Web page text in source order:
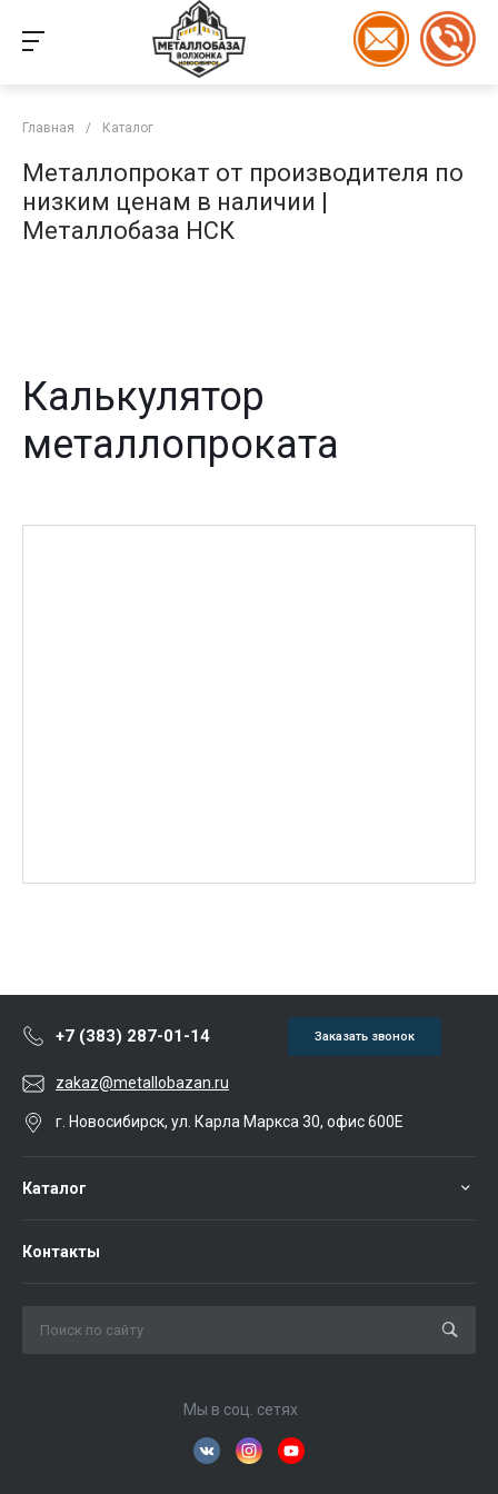
Главная / Каталог
Металлопрокат от производителя по
низким ценам в наличии |
Металлобаза НСК
Калькулятор
металлопроката
+7 (383) 287-01-14 Заказать звонок
zakaz@metallobazan.ru
г. Новосибирск, ул. Карла Маркса 30, офис 600Е
Каталог
Контакты
Мы в соц. сетях